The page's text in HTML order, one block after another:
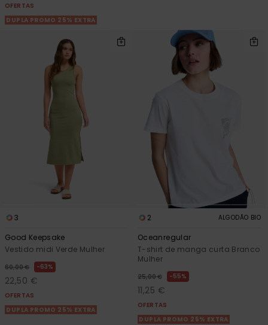
OFERTAS
DUPLA PROMO 25% EXTRA
3
Good Keepsake
Vestido midi Verde Mulher
60,00 € 63%
22,50 €
OFERTAS
DUPLA PROMO 25% EXTRA
2 ALGODÃO BIO
Oceanregular
T-shirt de manga curta Branco
Mulher
25,00 € 55%
11,25 €
OFERTAS
DUPLA PROMO 25% EXTRA